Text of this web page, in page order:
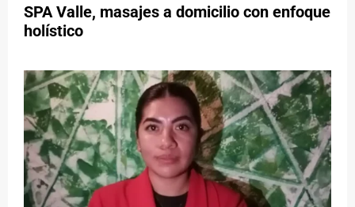
SPA Valle, masajes a domicilio con enfoque
holístico